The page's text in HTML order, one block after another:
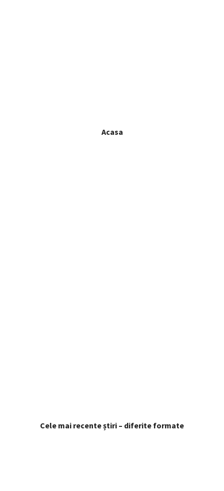
Acasa
Cele mai recente știri – diferite formate